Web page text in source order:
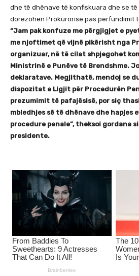
dhe të dhënave të konfiskuara dhe se të
dorëzohen Prokurorisë pas përfundimit
“Jam pak konfuze me përgjigjet e
me njoftimet që vijnë pikërisht nga
organizuar, në të cilat shpjegohet
Ministrinë e Punëve të Brendshme.
deklaratave. Megjithatë, mendoj se
dispozitat e Ligjit për Procedurën
prezumimit të pafajësisë, por siç
mbledhjes së të dhënave dhe hapjes
procedure penale”, theksoi gordana
presidente.